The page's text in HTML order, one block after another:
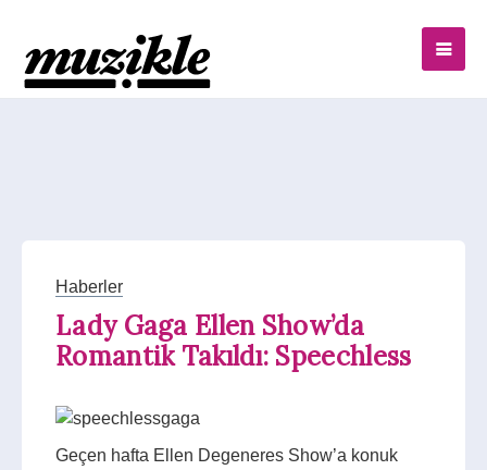
Haberler
Lady Gaga Ellen Show’da
Romantik Takıldı: Speechless
Geçen hafta Ellen Degeneres Show’a konuk